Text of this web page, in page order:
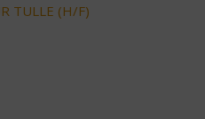
TULLE (H/F)